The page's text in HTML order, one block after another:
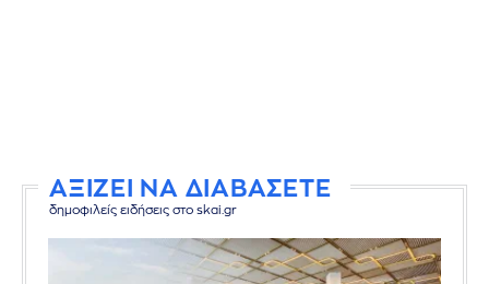
ΑΞΙΖΕΙ ΝΑ ΔΙΑΒΑΣΕΤΕ
δημοφιλείς ειδήσεις στο skai.gr